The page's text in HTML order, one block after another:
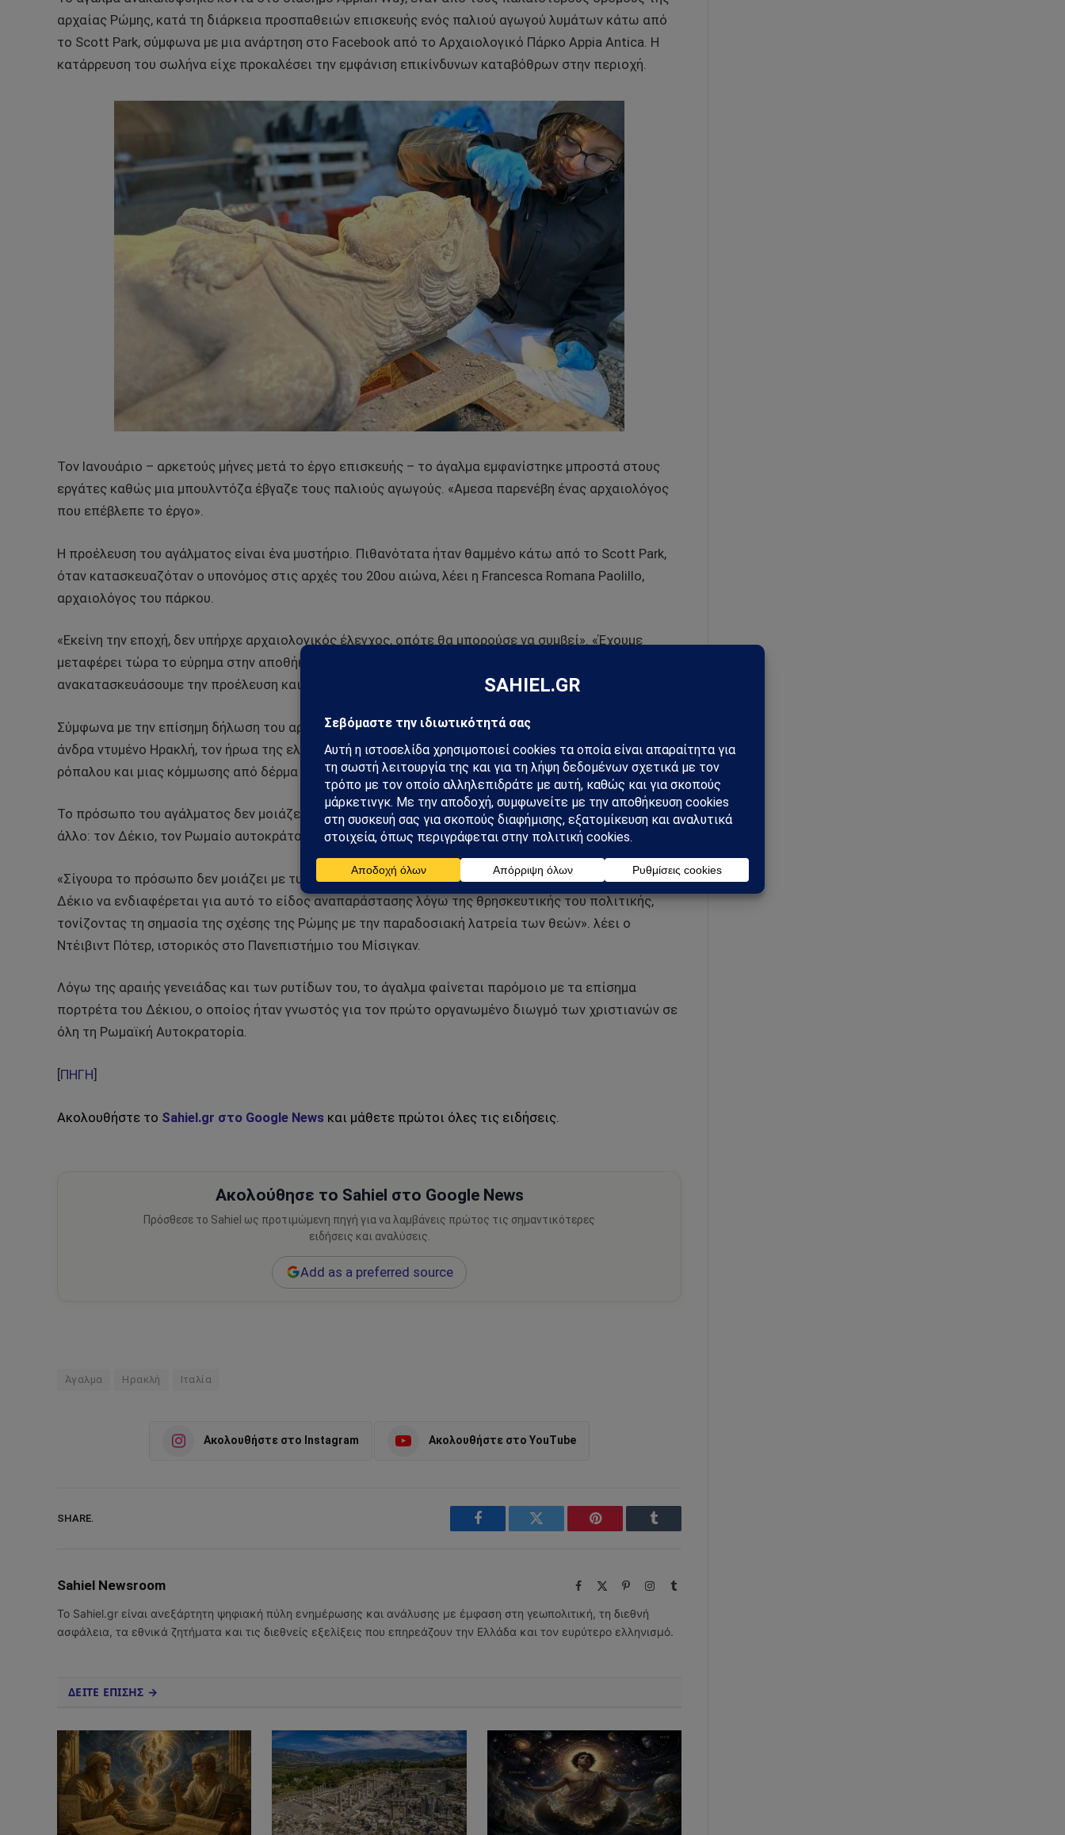
αρχαίας Ρώμης, κατά τη διάρκεια προσπαθειών επισκευής ενός παλιού αγωγού λυμάτων κάτω από
το Scott Park, σύμφωνα με μια ανάρτηση στο Facebook από το Αρχαιολογικό Πάρκο Appia Antica. Η
κατάρρευση του σωλήνα είχε προκαλέσει την εμφάνιση επικίνδυνων καταβόθρων στην περιοχή.
Τον Ιανουάριο – αρκετούς μήνες μετά το έργο επισκευής – το άγαλμα εμφανίστηκε μπροστά στους
εργάτες καθώς μια μπουλντόζα έβγαζε τους παλιούς αγωγούς. «Αμεσα παρενέβη ένας αρχαιολόγος
που επέβλεπε το έργο».
Η προέλευση του αγάλματος είναι ένα μυστήριο. Πιθανότατα ήταν θαμμένο κάτω από το Scott Park,
όταν κατασκευαζόταν ο υπονόμος στις αρχές του 20ου αιώνα, λέει η Francesca Romana Paolillo,
αρχαιολόγος του πάρκου.
«Εκείνη την εποχή, δεν υπήρχε αρχαιολογικός έλεγχος, οπότε θα μπορούσε να συμβεί». «Έχουμε
μεταφέρει τώρα το εύρημα στην αποθήκη και εξετάζουμε διάφορες υποθέσεις για να
ανακατασκευάσουμε την προέλευση και τη χρονολόγησή του».
Σύμφωνα με την επίσημη δήλωση του αρχαιολογικού πάρκου, το άγαλμα πιθανότατα απεικονίζει έναν
άνδρα ντυμένο Ηρακλή, τον ήρωα της ελληνορωμαϊκής μυθολογίας, λόγω της παρουσίας ενός
ρόπαλου και μιας κόμμωσης από δέρμα λιονταριού.
Το πρόσωπο του αγάλματος δεν μοιάζει με τον Ηρακλή, αλλά οι ειδικοί λένε ότι μοιάζει με κάποιον
άλλο: τον Δέκιο, τον Ρωμαίο αυτοκράτορα που κυβέρνησε από το 249 έως το 251 μ.χ.
«Σίγουρα το πρόσωπο δεν μοιάζει με τυπικές απεικονίσεις του Ηρακλή και θα ήταν λογικό για τον
Δέκιο να ενδιαφέρεται για αυτό το είδος αναπαράστασης λόγω της θρησκευτικής του πολιτικής,
τονίζοντας τη σημασία της σχέσης της Ρώμης με την παραδοσιακή λατρεία των θεών». λέει ο
Ντέιβιντ Πότερ, ιστορικός στο Πανεπιστήμιο του Μίσιγκαν.
Λόγω της αραιής γενειάδας και των ρυτίδων του, το άγαλμα φαίνεται παρόμοιο με τα επίσημα
πορτρέτα του Δέκιου, ο οποίος ήταν γνωστός για τον πρώτο οργανωμένο διωγμό των χριστιανών σε
όλη τη Ρωμαϊκή Αυτοκρατορία.
ΠΗΓΗ
Ακολουθήστε το Sahiel.gr στο Google News και μάθετε πρώτοι όλες τις ειδήσεις.
Ακολούθησε το Sahiel στο Google News
Πρόσθεσε το Sahiel ως προτιμώμενη πηγή για να λαμβάνεις πρώτος τις σημαντικότερες
ειδήσεις και αναλύσεις.
Add as a preferred source
Άγαλμα Ηρακλή Ιταλία
Ακολουθήστε στο Instagram Ακολουθήστε στο YouTube
SHARE.
Facebook Twitter Pinterest Tumblr
Sahiel Newsroom Facebook PinterestInstagram
Tumblr
Το Sahiel.gr είναι ανεξάρτητη ψηφιακή πύλη ενημέρωσης και ανάλυσης με έμφαση στη γεωπολιτική, τη διεθνή
ασφάλεια, τα εθνικά ζητήματα και τις διεθνείς εξελίξεις που επηρεάζουν την Ελλάδα και τον ευρύτερο ελληνισμό.
ΔΕΙΤΕ ΕΠΙΣΗΣ →